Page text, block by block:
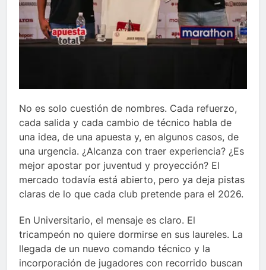
No es solo cuestión de nombres. Cada refuerzo,
cada salida y cada cambio de técnico habla de
una idea, de una apuesta y, en algunos casos, de
una urgencia. ¿Alcanza con traer experiencia? ¿Es
mejor apostar por juventud y proyección? El
mercado todavía está abierto, pero ya deja pistas
claras de lo que cada club pretende para el 2026.
En Universitario, el mensaje es claro. El
tricampeón no quiere dormirse en sus laureles. La
llegada de un nuevo comando técnico y la
incorporación de jugadores con recorrido buscan